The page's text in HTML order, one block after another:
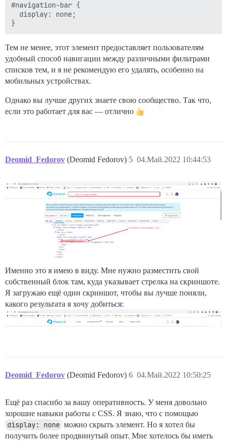
#navigation-bar {
  display: none;
Тем не менее, этот элемент предоставляет пользователям
удобный способ навигации между различными фильтрами
списков тем, и я не рекомендую его удалять, особенно на
мобильных устройствах.
Однако вы лучше других знаете свою сообщество. Так что,
если это работает для вас — отлично
Deomid_Fedorov (Deomid Fedorov) 04.Май.2022 10:44:53
5
Именно это я имею в виду. Мне нужно разместить свой
собственный блок там, куда указывает стрелка на скриншоте.
Я загружаю ещё один скриншот, чтобы вы лучше поняли,
какого результата я хочу добиться:
Deomid_Fedorov (Deomid Fedorov) 04.Май.2022 10:50:25
6
Ещё раз спасибо за вашу оперативность. У меня довольно
хорошие навыки работы с CSS. Я знаю, что с помощью
display: none можно скрыть элемент. Но я хотел бы
получить более продвинутый опыт. Мне хотелось бы иметь